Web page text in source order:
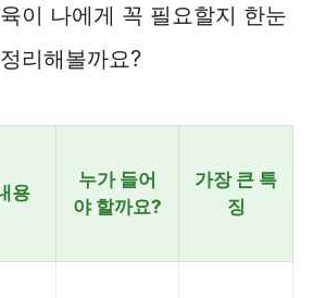
이 나에게 꼭 필요할지 한눈
리해볼까요?
용
누가 들어
야 할까요?
가장 큰 특
징